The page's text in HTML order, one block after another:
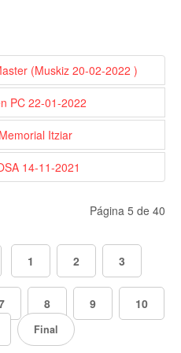
(Muskiz 20-02-2022 )
PC 22-01-2022
Itziar
14-11-2021
Página 5 de 40
1 2 3
8 9 10
Final